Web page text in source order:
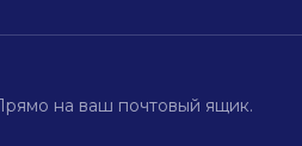
на ваш почтовый ящик.